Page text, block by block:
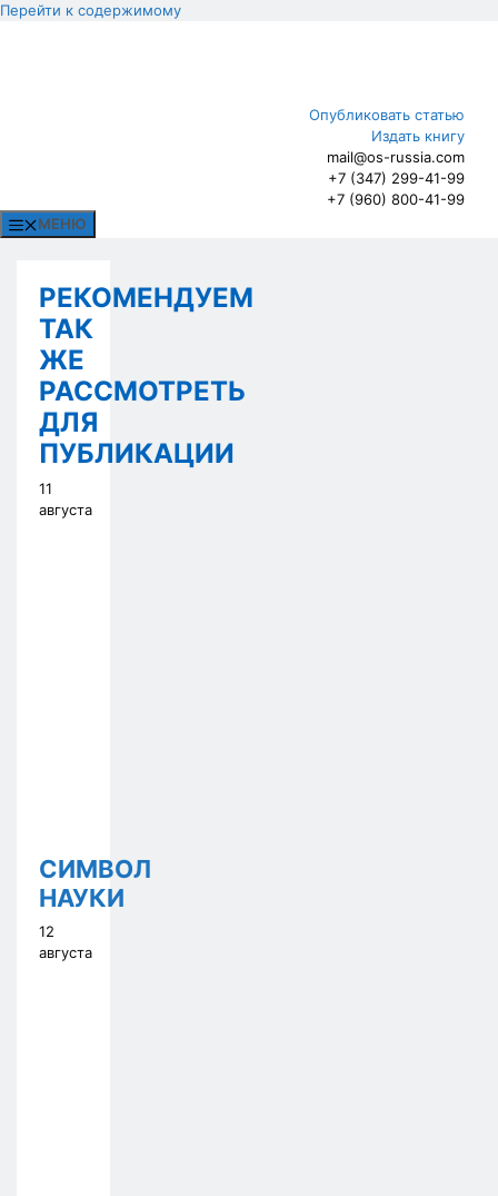
Перейти к содержимому
Опубликовать статью
Издать книгу
mail@os-russia.com
+7 (347) 299-41-99
+7 (960) 800-41-99
МЕНЮ
РЕКОМЕНДУЕМ
ТАК
ЖЕ
РАССМОТРЕТЬ
ДЛЯ
ПУБЛИКАЦИИ
11
августа
СИМВОЛ
НАУКИ
12
августа